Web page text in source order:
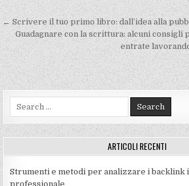
Navigazione
articoli
← Scrivere il tuo primo libro: dall’idea alla
Guadagnare con la scrittura: alcuni
entrate
ARTICOLI RECENTI
Strumenti e metodi per analizzare i backlink
professionale